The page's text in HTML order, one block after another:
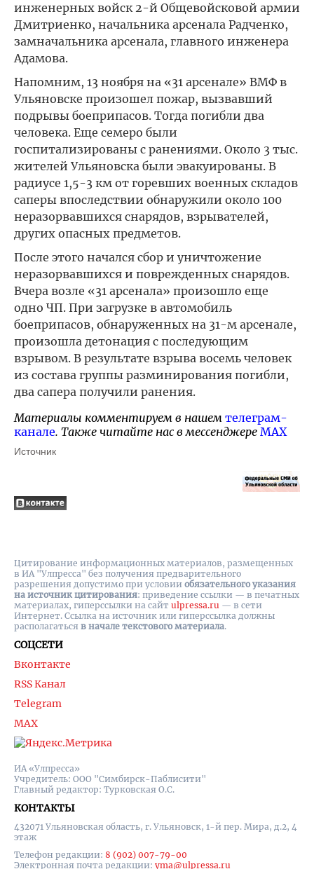
инженерных войск 2-й Общевойсковой армии
Дмитриенко, начальника арсенала Радченко,
замначальника арсенала, главного инженера
Адамова.
Напомним, 13 ноября на «31 арсенале» ВМФ в
Ульяновске произошел пожар, вызвавший
подрывы боеприпасов. Тогда погибли два
человека. Еще семеро были
госпитализированы с ранениями. Около 3 тыс.
жителей Ульяновска были эвакуированы. В
радиусе 1,5-3 км от горевших военных складов
саперы впоследствии обнаружили около 100
неразорвавшихся снарядов, взрывателей,
других опасных предметов.
После этого начался сбор и уничтожение
неразорвавшихся и поврежденных снарядов.
Вчера возле «31 арсенала» произошло еще
одно ЧП. При загрузке в автомобиль
боеприпасов, обнаруженных на 31-м арсенале,
произошла детонация с последующим
взрывом. В результате взрыва восемь человек
из состава группы разминирования погибли,
два сапера получили ранения.
Материалы комментируем в нашем телеграм-
канале. Также читайте нас в мессенджере MAX
Источник
ИА «Улпресса»
Учредитель: ООО "Симбирск-Паблисити"
Главный редактор: Турковская О.С.
КОНТАКТЫ
432071 Ульяновская область, г. Ульяновск, 1-й пер. Мира, д.2, 4
этаж
Телефон редакции: 8 (902) 007-79-00
Электронная почта редакции: yma@ulpressa.ru
СОЦСЕТИ
Вконтакте
RSS Канал
Telegram
MAX
Цитирование информационных материалов, размещенных
в ИА "Улпресса" без получения предварительного
разрешения допустимо при условии обязательного указания
на источник цитирования: приведение ссылки — в печатных
материалах, гиперссылки на cайт ulpressa.ru — в сети
Интернет. Ссылка на источник или гиперссылка должны
располагаться в начале текстового материала.